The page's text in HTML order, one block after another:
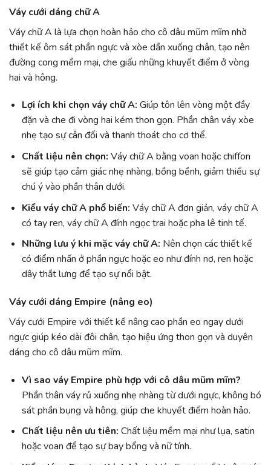
Váy cưới dáng chữ A
Váy chữ A là lựa chọn hoàn hảo cho cô dâu mũm mĩm nhờ
thiết kế ôm sát phần ngực và xòe dần xuống chân, tạo nên
đường cong mềm mại, che giấu những khuyết điểm ở vòng
hai và hông.
Lợi ích khi chọn váy chữ A: Giúp tôn lên vòng một đầy
đặn và che đi vòng hai kém thon gọn. Phần chân váy xòe
nhẹ tạo sự cân đối và thanh thoát cho cơ thể.
Chất liệu nên chọn: Váy chữ A bằng voan hoặc chiffon
sẽ giúp tạo cảm giác nhẹ nhàng, bồng bềnh, giảm thiểu sự
chú ý vào phần thân dưới.
Kiểu váy chữ A phổ biến: Váy chữ A đơn giản, váy chữ A
có tay ren, váy chữ A đính ngọc trai hoặc pha lê tinh tế.
Những lưu ý khi mặc váy chữ A: Nên chọn các thiết kế
có điểm nhấn ở phần ngực hoặc eo như đính nơ, ren hoặc
dây thắt lưng để tạo sự nổi bật.
Váy cưới dáng Empire (nâng eo)
Váy cưới Empire với thiết kế nâng cao phần eo ngay dưới
ngực giúp kéo dài đôi chân, tạo hiệu ứng thon gọn và duyên
dáng cho cô dâu mũm mĩm.
Vì sao váy Empire phù hợp với cô dâu mũm mĩm?
Phần thân váy rủ xuống nhẹ nhàng từ dưới ngực, không bó
sát phần bụng và hông, giúp che khuyết điểm hoàn hảo.
Chất liệu nên ưu tiên: Chất liệu mềm mại như lụa, satin
hoặc voan để tạo sự bay bổng và nữ tính.